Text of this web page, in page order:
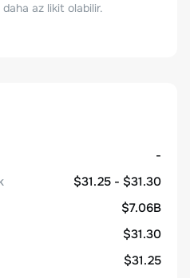
az likit olabilir.
-
$31.25 - $31.30
$7.06B
$31.30
$31.25